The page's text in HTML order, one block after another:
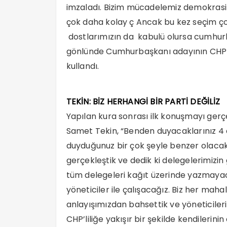
imzaladı. Bizim mücadelemiz
çok daha kolay ç Ancak bu kez seçim
dostlarımızın da kabulü olursa
gönlünde Cumhurbaşkanı adayının
kullandı.
TEKİN: BİZ HERHANGİ BİR PARTİ DEĞİLİZ
Yapılan kura sonrası ilk konuşmayı
Samet Tekin, “Benden duyacaklarınız
duyduğunuz bir çok şeyle benzer
gerçekleştik ve dedik ki
tüm delegeleri kağıt üzerinde
yöneticiler ile çalışacağız. Biz her
anlayışımızdan bahsettik ve
CHP’liliğe yakışır bir şekilde